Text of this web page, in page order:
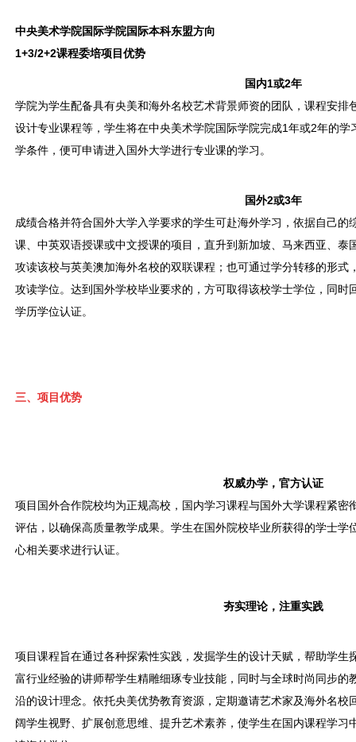
中央美术学院国际学院国际本科东盟方向
1+3/2+2课程委培项目优势
国内1或2年
学院为学生配备具有央美和海外名校艺术背景师资的团队，课程安排
设计专业课程等，学生将在中央美术学院国际学院完成1年或2年的
学条件，便可申请进入国外大学进行专业课的学习。
国外2或3年
成绩合格并符合国外大学入学要求的学生可赴海外学习，依据自己的
课、中英双语授课或中文授课的项目，直升到新加坡、马来西亚、泰
攻读该校与英美澳加海外名校的双联课程；也可通过学分转移的形式
攻读学位。达到国外学校毕业要求的，方可取得该校学士学位，同时
学历学位认证。
三、项目优势
权威办学，官方认证
项目国外合作院校均为正规高校，国内学习课程与国外大学课程紧密
评估，以确保高质量教学成果。学生在国外院校毕业所获得的学士学
心相关要求进行认证。
夯实理论，注重实践
项目课程旨在通过各种探索性实践，发掘学生的设计天赋，帮助学生
富行业经验的讲师帮学生精雕细琢专业技能，同时与全球时尚同步的
沿的设计理念。依托央美优势教育资源，定期邀请艺术家及海外名校
阔学生视野、扩展创意思维、提升艺术素养，使学生在国内课程学习